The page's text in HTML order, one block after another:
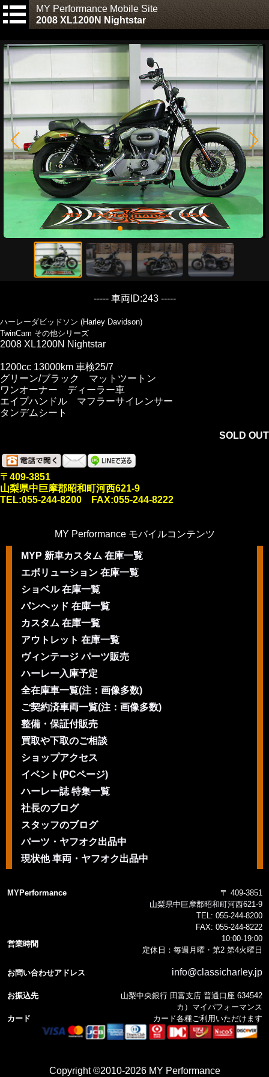
MY Performance Mobile Site
2008 XL1200N Nightstar
----- 車両ID:243 -----
ハーレーダビッドソン (Harley Davidson)
TwinCam その他シリーズ
2008 XL1200N Nightstar
1200cc 13000km 車検25/7
グリーン/ブラック マットツートン
ワンオーナー ディーラー車
エイプハンドル マフラーサイレンサー
タンデムシート
SOLD OUT
〒409-3851
山梨県中巨摩郡昭和町河西621-9
TEL:055-244-8200 FAX:055-244-8222
MY Performance モバイルコンテンツ
MYP 新車カスタム 在庫一覧
エボリューション 在庫一覧
ショベル 在庫一覧
パンヘッド 在庫一覧
カスタム 在庫一覧
アウトレット 在庫一覧
ヴィンテージ パーツ販売
ハーレー入庫予定
全在庫車一覧(注：画像多数)
ご契約済車両一覧(注：画像多数)
整備・保証付販売
買取や下取のご相談
ショップアクセス
イベント(PCページ)
ハーレー誌 特集一覧
社長のブログ
スタッフのブログ
パーツ・ヤフオク出品中
現状他 車両・ヤフオク出品中
MYPerformance
〒 409-3851
山梨県中巨摩郡昭和町河西621-9
TEL: 055-244-8200
FAX: 055-244-8222
営業時間
10:00-19:00
定休日：毎週月曜・第2 第4火曜日
お問い合わせアドレス info@classicharley.jp
お振込先
山梨中央銀行 田富支店 普通口座 634542
カ）マイパフォーマンス
カード
カード各種ご利用いただけます
Copyright ©2010-2026 MY Performance